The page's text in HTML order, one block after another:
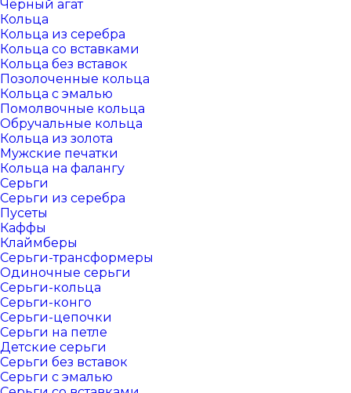
Чёрный агат
Кольца
Кольца из серебра
Кольца со вставками
Кольца без вставок
Позолоченные кольца
Кольца с эмалью
Помолвочные кольца
Обручальные кольца
Кольца из золота
Мужские печатки
Кольца на фалангу
Серьги
Серьги из серебра
Пусеты
Каффы
Клаймберы
Серьги-трансформеры
Одиночные серьги
Серьги-кольца
Серьги-конго
Серьги-цепочки
Серьги на петле
Детские серьги
Серьги без вставок
Серьги с эмалью